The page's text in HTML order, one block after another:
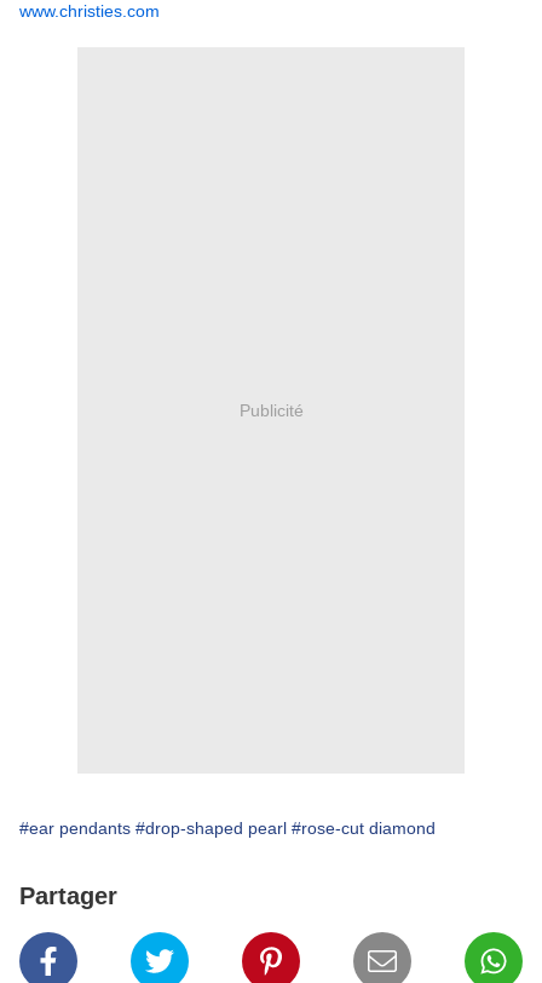
www.christies.com
Publicité
#ear pendants #drop-shaped pearl #rose-cut diamond
Partager